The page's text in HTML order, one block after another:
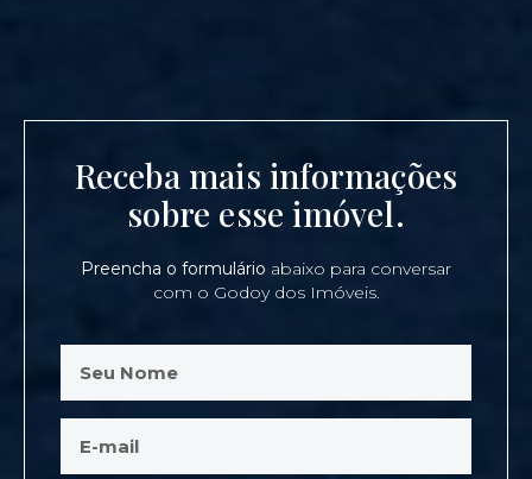
Receba mais informações
sobre esse imóvel.
Preencha o formulário abaixo para conversar
com o Godoy dos Imóveis.